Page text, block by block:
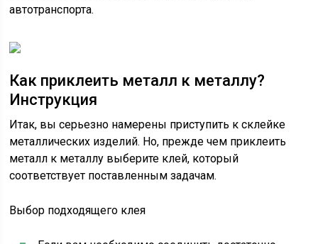
автотранспорта.
Как приклеить металл к металлу?
Инструкция
Итак, вы серьезно намерены приступить к склейке
металлических изделий. Но, прежде чем приклеить
металл к металлу выберите клей, который
соответствует поставленным задачам.
Выбор подходящего клея